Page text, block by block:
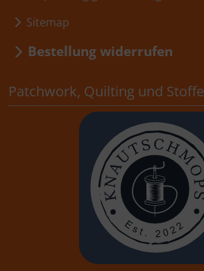
Sitemap
Bestellung widerrufen
Patchwork, Quilting und Stoffe